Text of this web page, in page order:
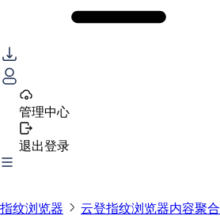
管理中心
退出登录
指纹浏览器 云登指纹浏览器内容聚合